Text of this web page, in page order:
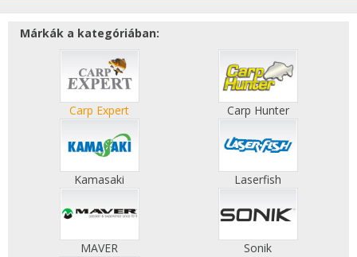
Márkák a kategóriában:
Carp Expert Carp Hunter
Kamasaki Laserfish
MAVER Sonik